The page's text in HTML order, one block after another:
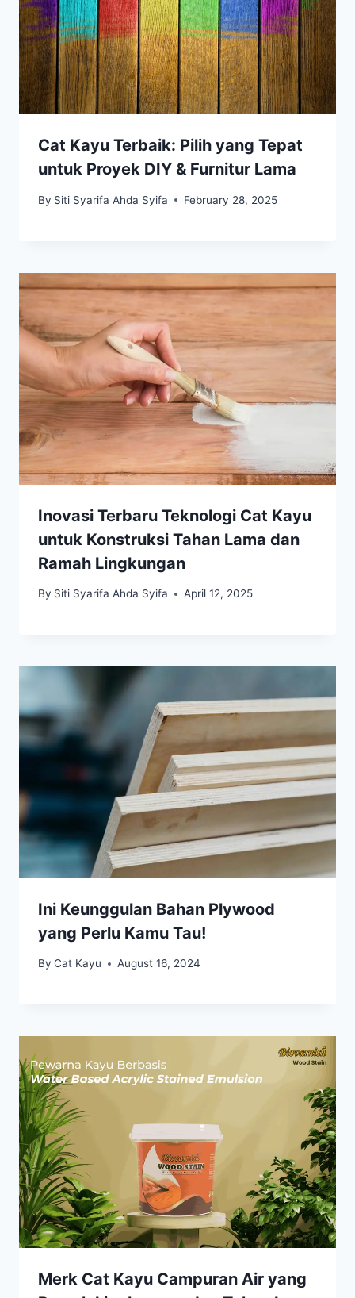
Cat Kayu Terbaik: Pilih yang Tepat
untuk Proyek DIY & Furnitur Lama
By Siti Syarifa Ahda Syifa February 28, 2025
Inovasi Terbaru Teknologi Cat Kayu
untuk Konstruksi Tahan Lama dan
Ramah Lingkungan
By Siti Syarifa Ahda Syifa April 12, 2025
Ini Keunggulan Bahan Plywood
yang Perlu Kamu Tau!
By Cat Kayu August 16, 2024
Merk Cat Kayu Campuran Air yang